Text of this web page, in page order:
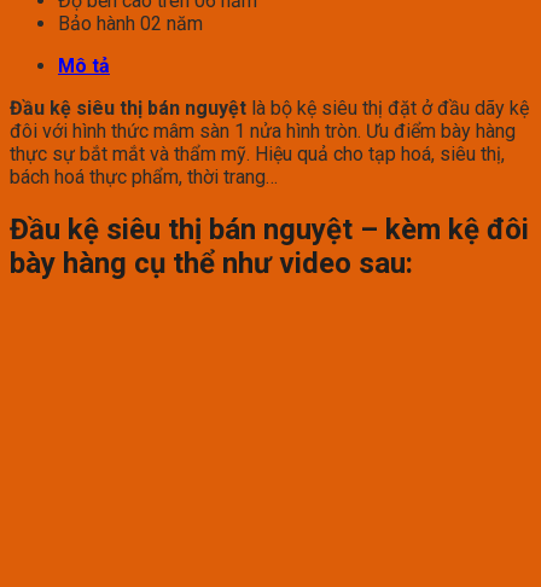
Bảo hành 02 năm
Mô tả
Đầu kệ siêu thị bán nguyệt là bộ kệ siêu thị đặt ở đầu dãy kệ
đôi với hình thức mâm sàn 1 nửa hình tròn. Ưu điểm bày hàng
thực sự bắt mắt và thẩm mỹ. Hiệu quả cho tạp hoá, siêu thị,
bách hoá thực phẩm, thời trang…
Đầu kệ siêu thị bán nguyệt – kèm kệ đôi
bày hàng cụ thể như video sau: